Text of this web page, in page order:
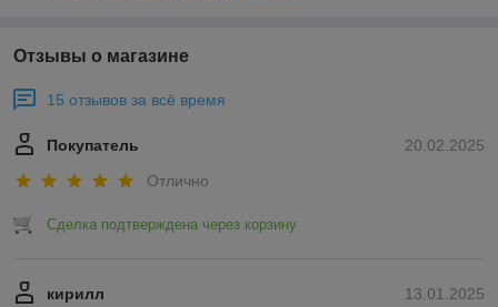
Отзывы о магазине
15 отзывов за всё время
20.02.2025
Покупатель
Отлично
Сделка подтверждена через корзину
13.01.2025
кирилл